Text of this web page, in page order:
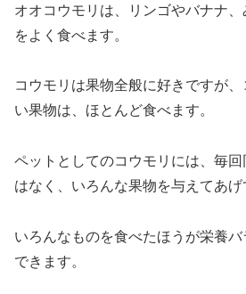
オオコウモリは、リンゴやバナナ
をよく食べます。
コウモリは果物全般に好きですが
い果物は、ほとんど食べます。
ペットとしてのコウモリには、毎
はなく、いろんな果物を与えてあげ
いろんなものを食べたほうが栄養
できます。